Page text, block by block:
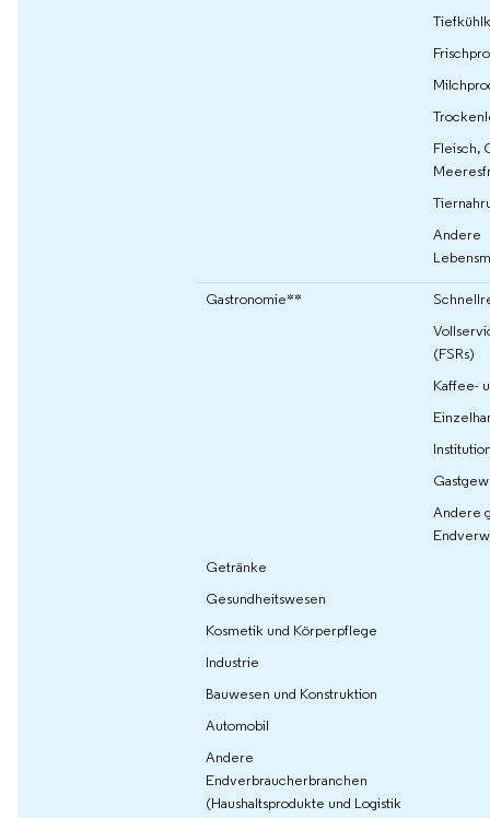
Fleisch,
Andere
Gastronomie**
(FSRs)
Kaffee-
Andere
Getränke
Gesundheitswesen
Kosmetik und Körperpflege
Industrie
Bauwesen und Konstruktion
Automobil
Andere
Endverbraucherbranchen
(Haushaltsprodukte und Logistik